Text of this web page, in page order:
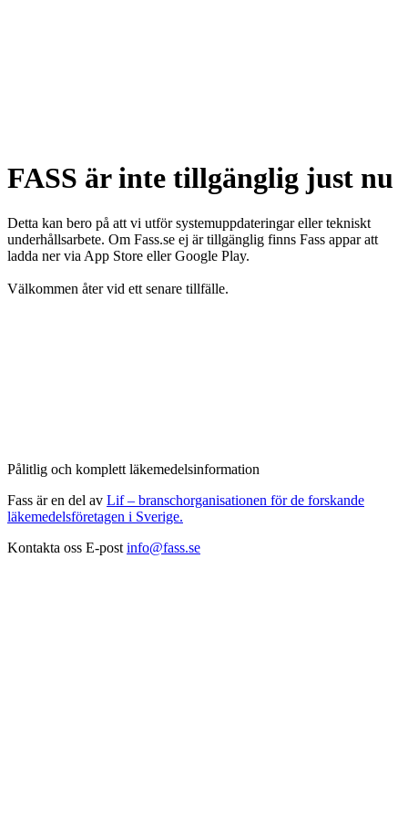
FASS är inte tillgänglig just nu
Detta kan bero på att vi utför systemuppdateringar eller tekniskt
underhållsarbete. Om Fass.se ej är tillgänglig finns Fass appar att
ladda ner via App Store eller Google Play.
Välkommen åter vid ett senare tillfälle.
Pålitlig och komplett läkemedelsinformation
Fass är en del av Lif – branschorganisationen för de forskande
läkemedelsföretagen i Sverige.
Kontakta oss E-post info@fass.se